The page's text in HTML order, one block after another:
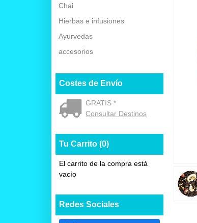
Chai
Hierbas e infusiones
Ayurvedas
accesorios
Costes de Envío
GRATIS *
Consultar Destinos
Tu Carrito (0)
El carrito de la compra está
vacío
Redes Sociales